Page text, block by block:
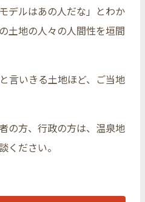
デルはあの人だな」とわか
土地の人々の人間性を垣間
言いきる土地ほど、ご当地
の方、行政の方は、温泉地
ください。